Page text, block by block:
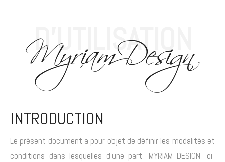
D'UTILISATION
Myriam Design
INTRODUCTION
Le présent document a pour objet de définir les modalités et
conditions dans lesquelles d’une part, MYRIAM DESIGN, ci-